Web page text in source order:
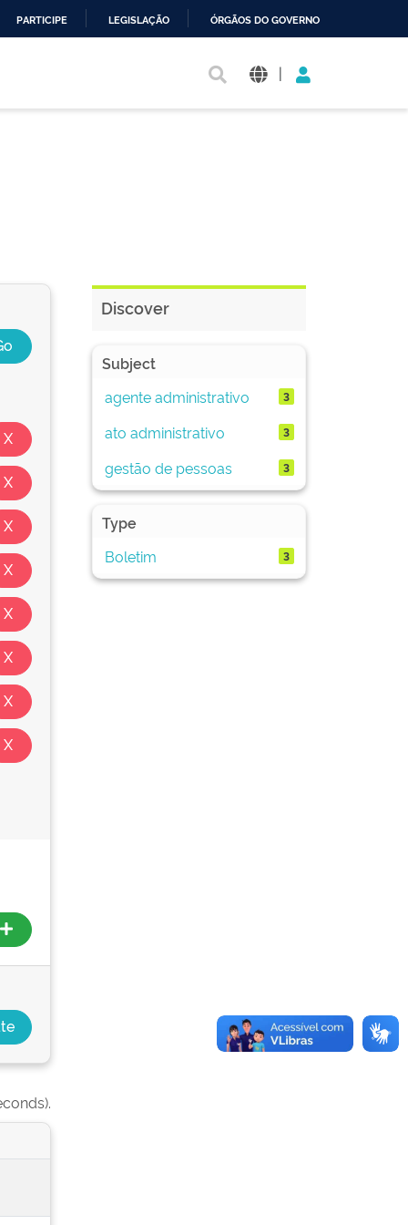
PARTICIPE LEGISLAÇÃO ÓRGÃOS DO GOVERNO
|
Discover
Subject
agente administrativo
3
ato administrativo 3
gestão de pessoas 3
Type
Boletim
3